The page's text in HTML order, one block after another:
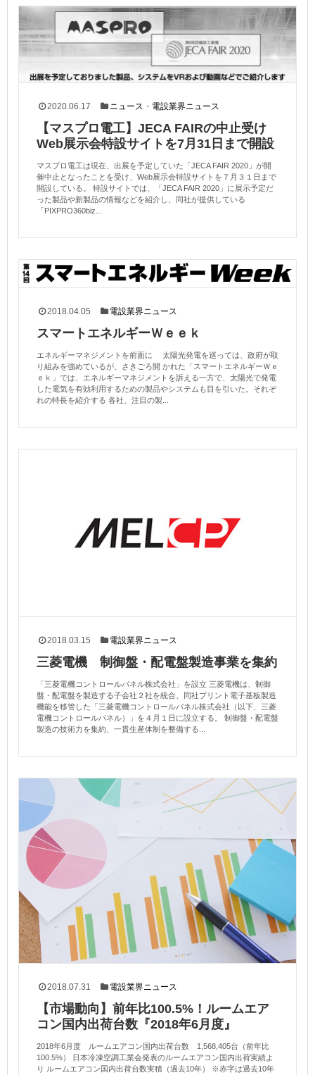
2020.06.17 ニュース ・ 電設業界ニュース
【マスプロ電工】JECA FAIRの中止受け
Web展示会特設サイトを7月31日まで開設
マスプロ電工は現在、出展を予定していた「JECA FAIR 2020」が開
催中止となったことを受け、Web展示会特設サイトを７月３１日まで
開設している。 特設サイトでは、「JECA FAIR 2020」に展示予定だ
った製品や新製品の情報などを紹介し、同社が提供している
「PIXPRO360biz...
2018.04.05 電設業界ニュース
スマートエネルギーＷｅｅｋ
エネルギーマネジメントを前面に 太陽光発電を巡っては、政府が取
り組みを強めているが、さきごろ開 かれた「スマートエネルギーＷｅ
ｅｋ」では、エネルギーマネジメントを訴える一方で、太陽光で発電
した電気を有効利用するための製品やシステムも目を引いた。それぞ
れの特長を紹介する 各社、注目の製...
2018.03.15 電設業界ニュース
三菱電機 制御盤・配電盤製造事業を集約
「三菱電機コントロールパネル株式会社」を設立 三菱電機は、制御
盤・配電盤を製造する子会社２社を統合、同社プリント電子基板製造
機能を移管した「三菱電機コントロールパネル株式会社（以下、三菱
電機コントロールパネル）」を４月１日に設立する。 制御盤・配電盤
製造の技術力を集約、一貫生産体制を整備する...
2018.07.31 電設業界ニュース
【市場動向】前年比100.5%！ルームエア
コン国内出荷台数『2018年6月度』
2018年6月度 ルームエアコン国内出荷台数 1,568,405台（前年比
100.5%） 日本冷凍空調工業会発表のルームエアコン国内出荷実績よ
り ルームエアコン国内出荷台数実積（過去10年） ※赤字は過去10年